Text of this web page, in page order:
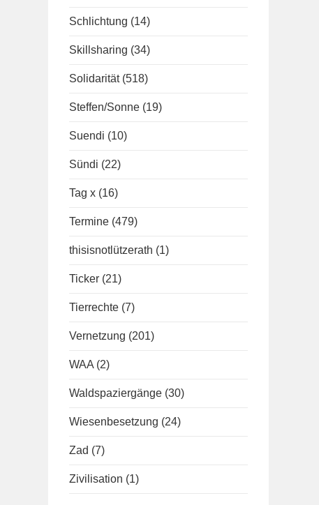
Schlichtung (14)
Skillsharing (34)
Solidarität (518)
Steffen/Sonne (19)
Suendi (10)
Sündi (22)
Tag x (16)
Termine (479)
thisisnotlützerath (1)
Ticker (21)
Tierrechte (7)
Vernetzung (201)
WAA (2)
Waldspaziergänge (30)
Wiesenbesetzung (24)
Zad (7)
Zivilisation (1)